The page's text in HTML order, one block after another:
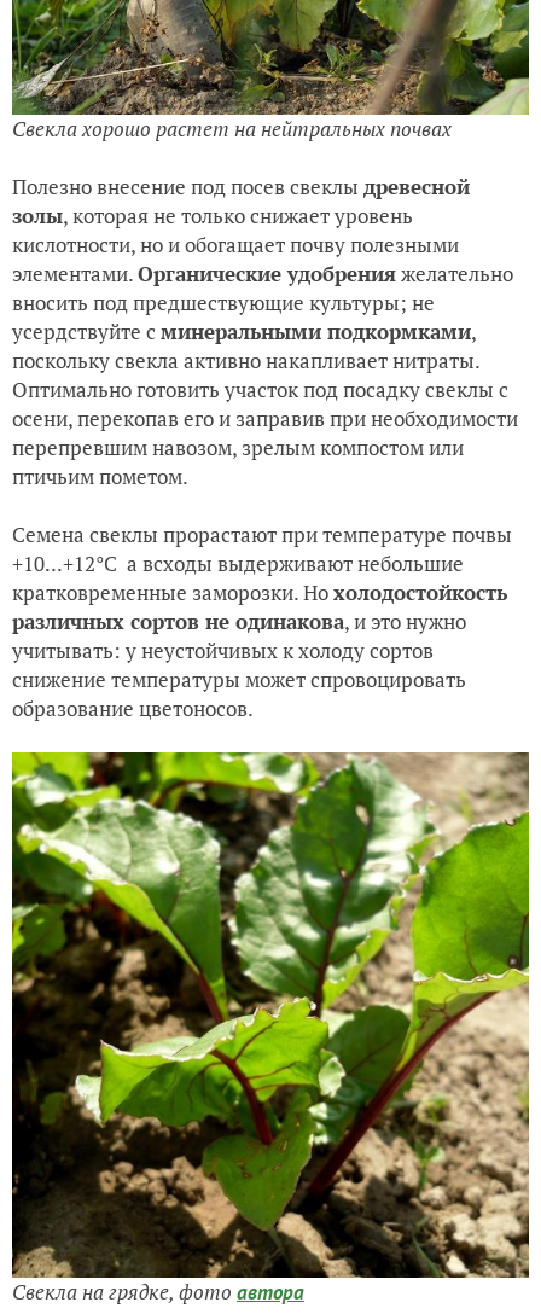
Свекла хорошо растет на нейтральных почвах
Полезно внесение под посев свеклы древесной
золы, которая не только снижает уровень
кислотности, но и обогащает почву полезными
элементами.Органические удобренияжелательно
вносить под предшествующие культуры; не
усердствуйте с минеральными подкормками,
поскольку свекла активно накапливает нитраты.
Оптимально готовить участок под посадку свеклы с
осени, перекопав его и заправив при необходимости
перепревшим навозом, зрелым компостом или
птичьим пометом.
Семена свеклы прорастают при температуре почвы
+10...+12°С а всходы выдерживают небольшие
кратковременные заморозки. Нохолодостойкость
различных сортов не одинакова, и это нужно
учитывать: у неустойчивых к холоду сортов
снижение температуры может спровоцировать
образование цветоносов.
Свекла на грядке, фото автора